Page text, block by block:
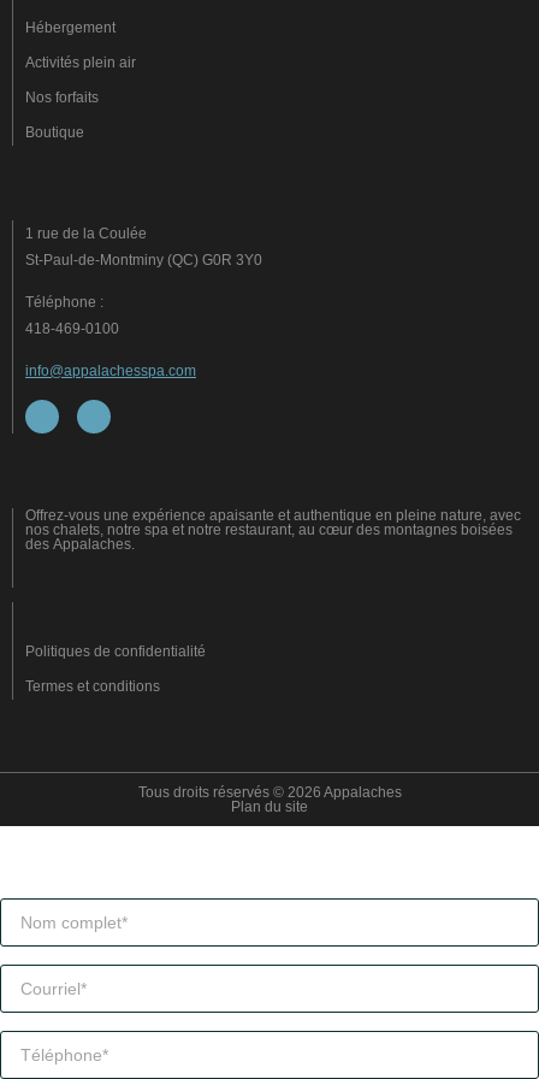
Hébergement
Activités plein air
Nos forfaits
Boutique
1 rue de la Coulée
St-Paul-de-Montminy (QC) G0R 3Y0
Téléphone :
418-469-0100
info@appalachesspa.com
Offrez-vous une expérience apaisante et authentique en pleine nature, avec
nos chalets, notre spa et notre restaurant, au cœur des montagnes boisées
des Appalaches.
Politiques de confidentialité
Termes et conditions
Tous droits réservés © 2026 Appalaches
Plan du site